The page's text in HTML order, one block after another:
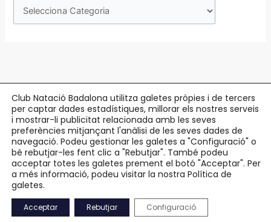
Copyright © 2026 Club Natació Badalona |c/ Eduard Maristany, 5-7
Badalona |93 384 34 13
Avís Legal
Política de Privacitat
Accessibilitat
Mapa Web
Club Natació Badalona utilitza galetes pròpies i de tercers
per captar dades estadístiques, millorar els nostres serveis
i mostrar-li publicitat relacionada amb les seves
preferències mitjançant l'anàlisi de les seves dades de
navegació. Podeu gestionar les galetes a "Configuració" o
bé rebutjar-les fent clic a "Rebutjar". També podeu
acceptar totes les galetes prement el botó "Acceptar". Per
a més informació, podeu visitar la nostra Política de
galetes.
Acceptar Rebutjar Configuració